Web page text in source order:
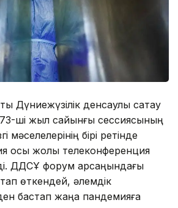
Дүниежүзілік денсаулық сақтау
ші жыл сайынғы сессиясының
мәселелерінің бірі ретінде
осы жолы телеконференция
ДДСҰ форум қарсаңындағы
өткендей, әлемдік
бастап жаңа пандемияға